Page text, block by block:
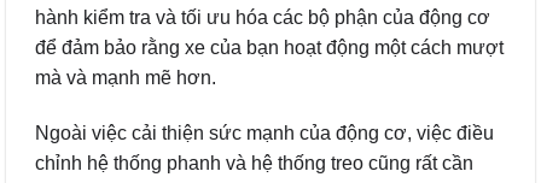
hành kiểm tra và tối ưu hóa các bộ phận của động cơ
để đảm bảo rằng xe của bạn hoạt động một cách mượt
mà và mạnh mẽ hơn.
Ngoài việc cải thiện sức mạnh của động cơ, việc điều
chỉnh hệ thống phanh và hệ thống treo cũng rất cần